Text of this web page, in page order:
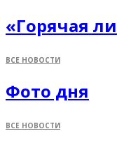
«Горячая
ВСЕ НОВОСТИ
Фото дня
ВСЕ НОВОСТИ